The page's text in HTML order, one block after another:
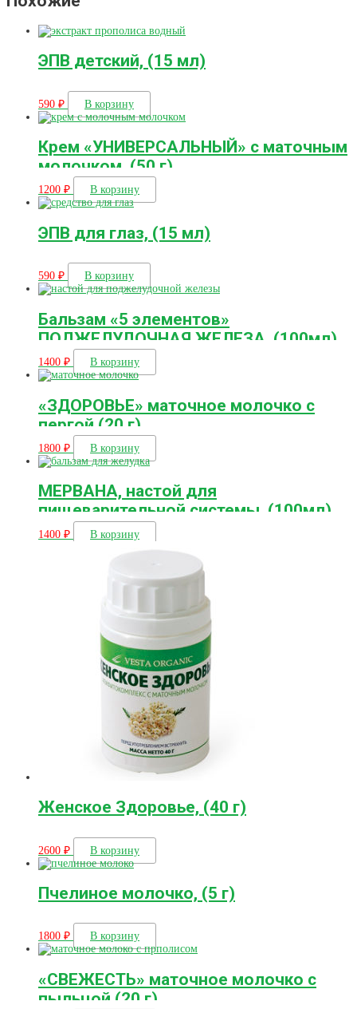
ЭПВ детский, (15 мл)
590 ₽ В корзину
Крем «УНИВЕРСАЛЬНЫЙ» с маточным
молочком, (50 г)
1200 ₽ В корзину
ЭПВ для глаз, (15 мл)
590 ₽ В корзину
Бальзам «5 элементов»
ПОДЖЕЛУДОЧНАЯ ЖЕЛЕЗА, (100мл)
1400 ₽ В корзину
«ЗДОРОВЬЕ» маточное молочко с
пергой (20 г)
1800 ₽ В корзину
МЕРВАНА, настой для
пищеварительной системы, (100мл)
1400 ₽ В корзину
Женское Здоровье, (40 г)
2600 ₽ В корзину
Пчелиное молочко, (5 г)
1800 ₽ В корзину
«СВЕЖЕСТЬ» маточное молочко с
пыльцой (20 г)